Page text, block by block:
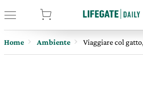
Home Ambiente Viaggiare col